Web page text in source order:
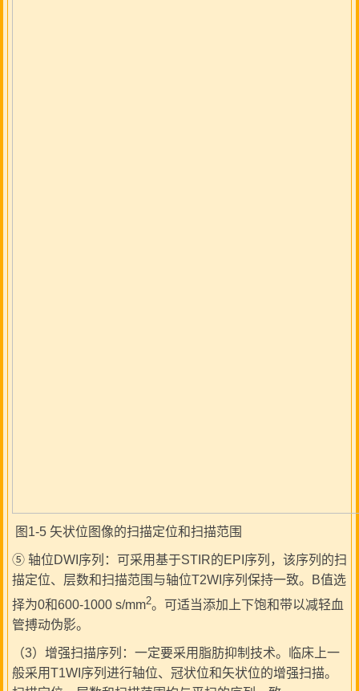
图1-5 矢状位图像的扫描定位和扫描范围
⑤ 轴位DWI序列：可采用基于STIR的EPI序列，该序列的扫
描定位、层数和扫描范围与轴位T2WI序列保持一致。B值选
择为0和600-1000 s/mm2。可适当添加上下饱和带以减轻血
管搏动伪影。
（3）增强扫描序列：一定要采用脂肪抑制技术。临床上一
般采用T1WI序列进行轴位、冠状位和矢状位的增强扫描。